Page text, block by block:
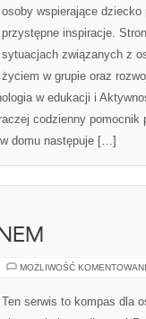
osoby wspierające dziecko
przystępne inspiracje.
sytuacjach związanych z
życiem w grupie oraz
w edukacji i
codzienny pomocnik
domu następuje […]
MOŻLIWOŚĆ
Ten serwis to kompas dla